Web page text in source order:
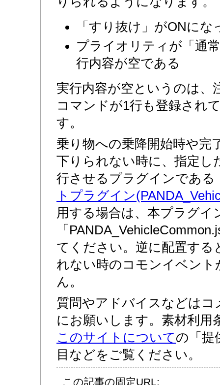
「すり抜け」がONにな
プライオリティが「通
行内容が空である
実行内容が空というのは、
コマンドが1行も登録され
す。
乗り物への乗降開始時や完
下りられない時に、指定し
行させるプラグインである
トプラグイン
用する場合は、本プラグイ
「
てください。逆に配置する
れない時のコモンイベント
ん。
質問やアドバイスなどはコ
にお願いします。素材利用
このサイトについての「提
目などをご覧ください。
この記事の固定URL: